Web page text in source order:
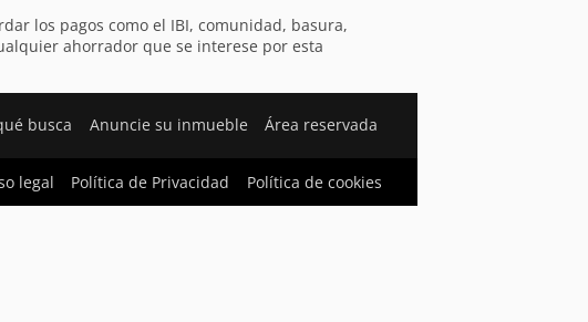
los pagos como el IBI, comunidad, basura,
ahorrador que se interese por esta
busca Anuncie su inmueble Área reservada
legal Política de Privacidad Política de cookies